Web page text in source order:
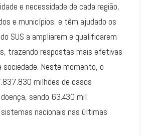
e necessidade de cada região,
e municípios, e têm ajudado os
SUS a ampliarem e qualificarem
trazendo respostas mais efetivas
sociedade. Neste momento, o
milhões de casos
sendo 63.430 mil
nacionais nas últimas